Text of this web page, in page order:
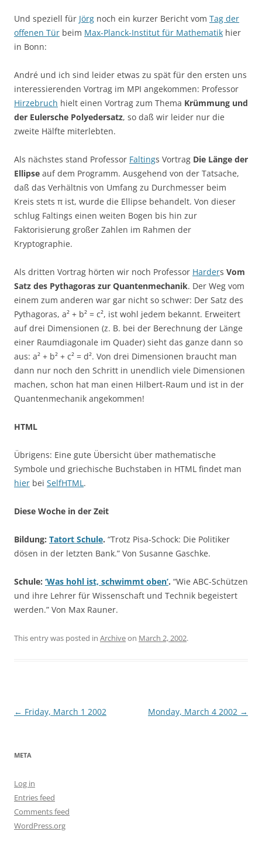
Und speziell für Jörg noch ein kurzer Bericht vom Tag der
offenen Tür beim Max-Planck-Institut für Mathematik hier
in Bonn:
André und ich sind leider etwas zu spät für den ersten uns
interessierenden Vortrag im MPI angekommen: Professor
Hirzebruch hielt einen Vortrag zum Thema Krümmung und
der Eulersche Polyedersatz, so daß wir leider nur die
zweite Hälfte miterlebten.
Als nächstes stand Professor Faltings Vortrag Die Länge der
Ellipse auf dem Programm. Ausgehend von der Tatsache,
daß das Verhältnis von Umfang zu Durchmesser beim
Kreis stets π ist, wurde die Ellipse behandelt. Von dieser
schlug Faltings einen weiten Bogen bis hin zur
Faktorisierung großer Zahlen im Rahmen der
Kryptographie.
Als dritten Vortrag hörten wir noch Professor Harders Vom
Satz des Pythagoras zur Quantenmechanik. Der Weg vom
einem zum anderen war gar nicht so schwer: Der Satz des
Pythagoras, a² + b² = c², ist wohl jedem bekannt. Erweitert
auf drei Dimensionen (z. B. bei der Berechnung der Länge
einer Raumdiagonale im Quader) sieht das ganze dann so
aus: a² + b² + c² = d². Von drei Dimensionen braucht man
dann nur noch den Schritt in unendlich viele Dimensionen
machen, schon hat man einen Hilbert-Raum und ist in der
Quantenmechanik angekommen!
HTML
Übrigens: Eine gute Übersicht über mathematische
Symbole und griechische Buchstaben in HTML findet man
hier bei SelfHTML.
Diese Woche in der Zeit
Bildung: Tatort Schule. “Trotz Pisa-Schock: Die Politiker
dösen in der letzten Bank.” Von Susanne Gaschke.
Schule: ‘Was hohl ist, schwimmt oben’. “Wie ABC-Schützen
und ihre Lehrer für Wissenschaft und Technik begeistert
werden.” Von Max Rauner.
This entry was posted in Archiveon March 2, 2002.
Post
← Friday, March 1 2002 Monday, March 4 2002 →
META
Log in
Entries feed
Comments feed
WordPress.org